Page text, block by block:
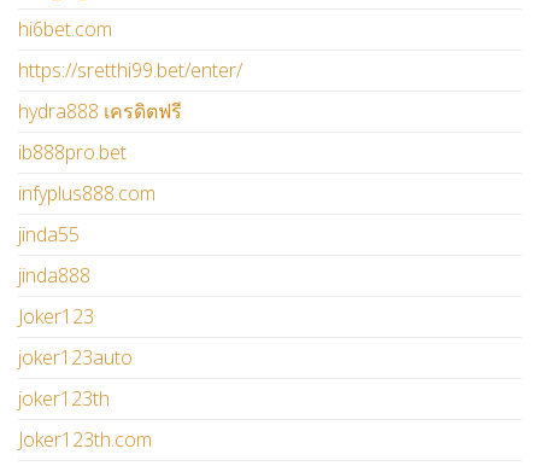
hi6bet.com
https://sretthi99.bet/enter/
hydra888 เครดิตฟรี
ib888pro.bet
infyplus888.com
jinda55
jinda888
Joker123
joker123auto
joker123th
Joker123th.com